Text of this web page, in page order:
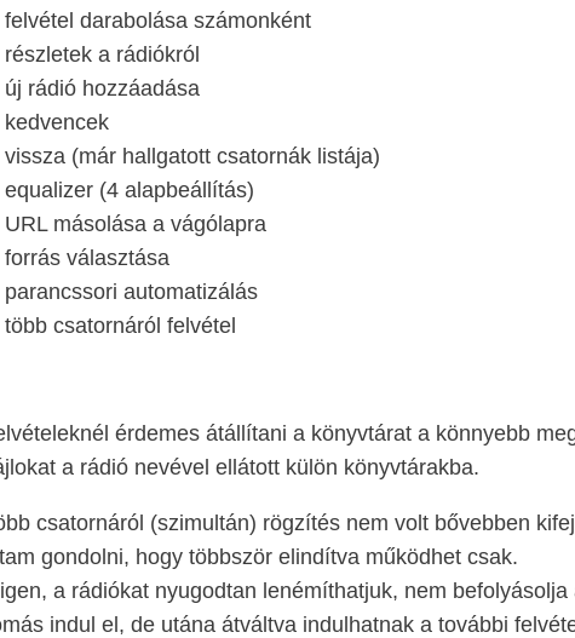
felvétel darabolása számonként
részletek a rádiókról
új rádió hozzáadása
kedvencek
vissza (már hallgatott csatornák listája)
equalizer (4 alapbeállítás)
URL másolása a vágólapra
forrás választása
parancssori automatizálás
több csatornáról felvétel
érdemes átállítani a könyvtárat a könnyebb
a rádió nevével ellátott külön könyvtárakba.
csatornáról (szimultán) rögzítés nem volt bővebben
gondolni, hogy többször elindítva működhet csak.
a rádiókat nyugodtan lenémíthatjuk, nem
indul el, de utána átváltva indulhatnak a további